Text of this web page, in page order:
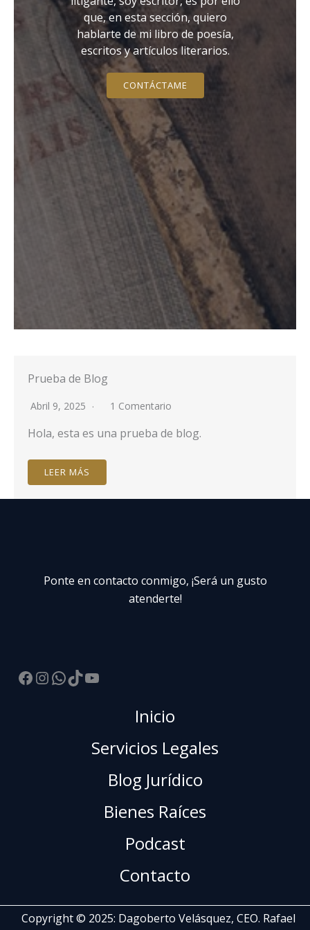
que, en esta sección, quiero
hablarte de mi libro de poesía,
escritos y artículos literarios.
CONTÁCTAME
Prueba de Blog
Abril 9, 2025 1 Comentario
Hola, esta es una prueba de blog.
LEER MÁS
Ponte en contacto conmigo, ¡Será un gusto
atenderte!
Facebook
Instagram
WhatsApp
TikTok
YouTube
Inicio
Servicios Legales
Blog Jurídico
Bienes Raíces
Podcast
Contacto
Copyright © 2025: Dagoberto Velásquez, CEO. Rafael